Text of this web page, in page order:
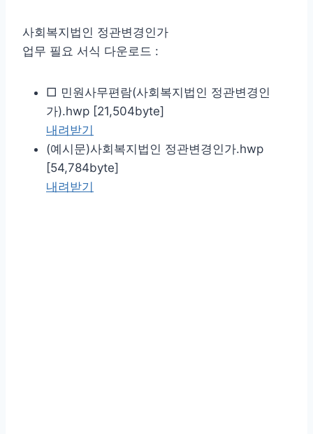
사회복지법인 정관변경인가
업무 필요 서식 다운로드 :
□ 민원사무편람(사회복지법인 정관변경인
가).hwp [21,504byte]
내려받기
(예시문)사회복지법인 정관변경인가.hwp
[54,784byte]
내려받기